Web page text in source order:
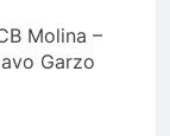
Molina –
Garzo